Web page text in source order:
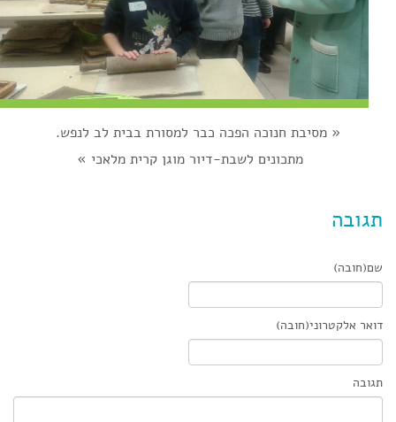
« מסיבת חנוכה הפכה כבר למסורת בבית לב לנפש.
מתכונים לשבת-דיור מוגן קרית מלאכי»
תגובה
שם(חובה)
דואר אלקטרוני(חובה)
תגובה